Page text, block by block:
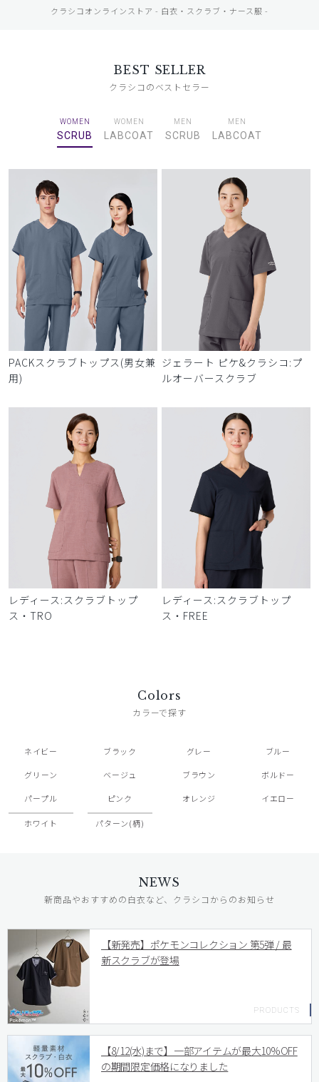
クラシコオンラインストア - 白衣・スクラブ・ナース服 -
BEST SELLER
クラシコのベストセラー
WOMEN
SCRUB
WOMEN
LABCOAT
MEN
SCRUB
MEN
LABCOAT
PACKスクラブトップス(男女兼
用)
ジェラート ピケ&クラシコ:プ
ルオーバースクラブ
レディース:スクラブトップ
ス・TRO
レディース:スクラブトップ
ス・FREE
Colors
カラーで探す
ネイビー ブラック グレー ブルー
グリーン ベージュ ブラウン ボルドー
パープル ピンク オレンジ イエロー
ホワイト パターン(柄)
NEWS
新商品やおすすめの白衣など、クラシコからのお知らせ
【新発売】ポケモンコレクション 第5弾 / 最
新スクラブが登場
【8/12(水)まで】一部アイテムが最大10%OFF
の期間限定価格になりました